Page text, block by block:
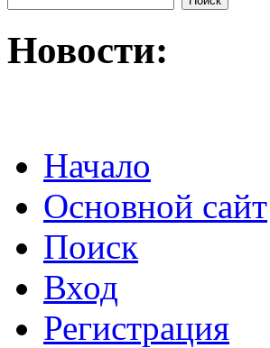
Новости:
Начало
Основной сайт
Поиск
Вход
Регистрация